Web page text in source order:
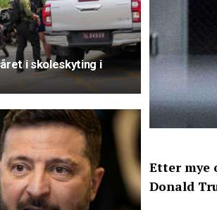
i skoleskyting i
Etter mye
Donald